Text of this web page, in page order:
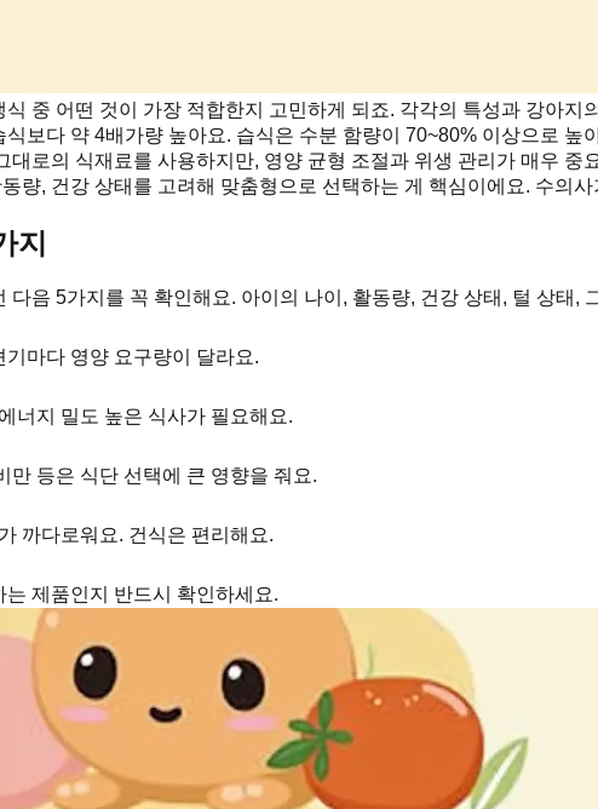
식 중 어떤 것이 가장 적합한지 고민하게 되죠. 각각의 특성과 강아
보다 약 4배가량 높아요. 습식은 수분 함량이 70~80% 이상으로
대로의 식재료를 사용하지만, 영양 균형 조절과 위생 관리가 매우
량, 건강 상태를 고려해 맞춤형으로 선택하는 게 핵심이에요. 수의
지
다음 5가지를 꼭 확인해요. 아이의 나이, 활동량, 건강 상태, 털 상태,
마다 영양 요구량이 달라요.
너지 밀도 높은 식사가 필요해요.
만 등은 식단 선택에 큰 영향을 줘요.
까다로워요. 건식은 편리해요.
제품인지 반드시 확인하세요.